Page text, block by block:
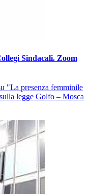
Sindacali. Zoom
"La presenza femminile
legge Golfo – Mosca